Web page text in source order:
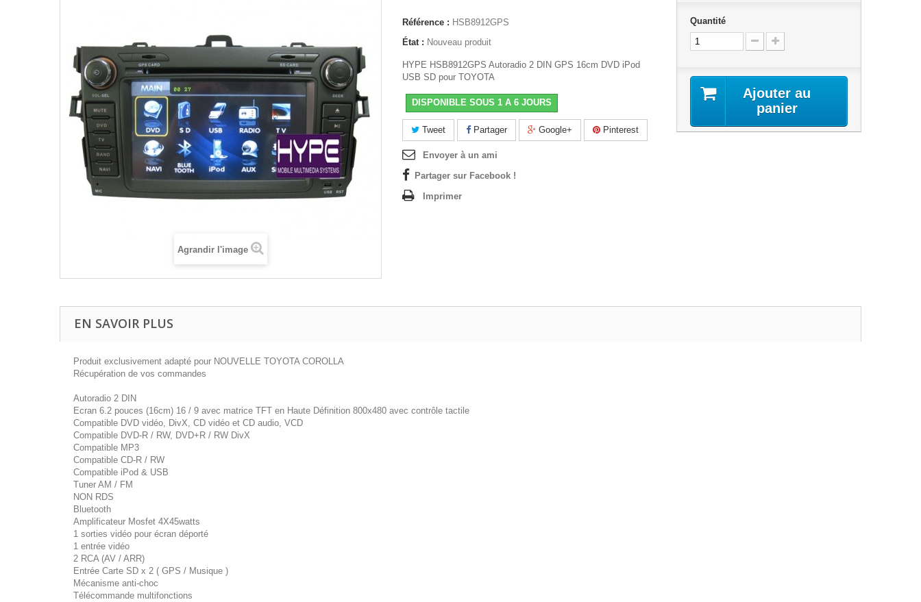
Agrandir l'image
Référence : HSB8912GPS
État : Nouveau produit
HYPE HSB8912GPS Autoradio 2 DIN GPS 16cm DVD iPod
USB SD pour TOYOTA
DISPONIBLE SOUS 1 A 6 JOURS
Tweet Partager Google+ Pinterest
Envoyer à un ami
Partager sur Facebook !
Imprimer
Quantité
Ajouter au
panier
EN SAVOIR PLUS
Produit exclusivement adapté pour NOUVELLE TOYOTA COROLLA
Récupération de vos commandes
Autoradio 2 DIN
Ecran 6.2 pouces (16cm) 16 / 9 avec matrice TFT en Haute Définition 800x480 avec contrôle tactile
Compatible DVD vidéo, DivX, CD vidéo et CD audio, VCD
Compatible DVD-R / RW, DVD+R / RW DivX
Compatible MP3
Compatible CD-R / RW
Compatible iPod & USB
Tuner AM / FM
NON RDS
Bluetooth
Amplificateur Mosfet 4X45watts
1 sorties vidéo pour écran déporté
1 entrée vidéo
2 RCA (AV / ARR)
Entrée Carte SD x 2 ( GPS / Musique )
Mécanisme anti-choc
Télécommande multifonctions